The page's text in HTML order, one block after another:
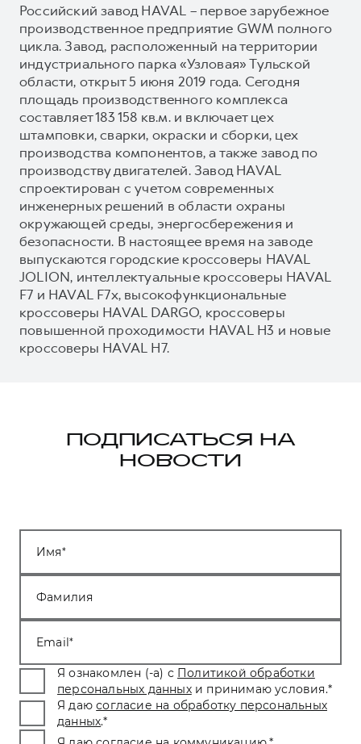
Российский завод HAVAL – первое зарубежное
производственное предприятие GWM полного
цикла. Завод, расположенный на территории
индустриального парка «Узловая» Тульской
области, открыт 5 июня 2019 года. Сегодня
площадь производственного комплекса
составляет 183 158 кв.м. и включает цех
штамповки, сварки, окраски и сборки, цех
производства компонентов, а также завод по
производству двигателей. Завод HAVAL
спроектирован с учетом современных
инженерных решений в области охраны
окружающей среды, энергосбережения и
безопасности. В настоящее время на заводе
выпускаются городские кроссоверы HAVAL
JOLION, интеллектуальные кроссоверы HAVAL
F7 и HAVAL F7x, высокофункциональные
кроссоверы HAVAL DARGO, кроссоверы
повышенной проходимости HAVAL H3 и новые
кроссоверы HAVAL H7.
ПОДПИСАТЬСЯ НА
НОВОСТИ
Имя
Фамилия
Email
Я ознакомлен (-а) с Политикой обработки
персональных данных и принимаю условия.*
Я даю согласие на обработку персональных
данных.*